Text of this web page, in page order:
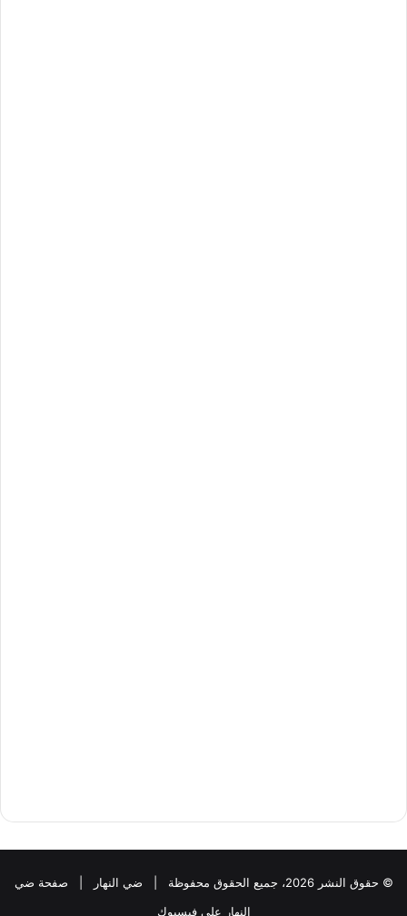
© حقوق النشر 2026، جميع الحقوق محفوظة | ضي النهار
صفحة ضي
النهار على فيسبوك